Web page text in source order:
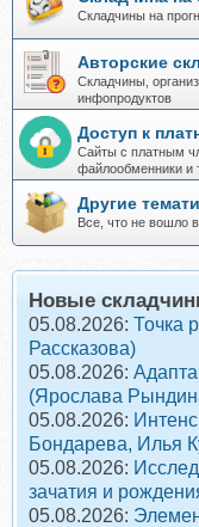
Новые
05.08.2026: Точка
Рассказова)
05.08.2026:
(Ярослава
05.08.2026:
Бондарева, Илья
05.08.2026:
зачатия и
05.08.2026:
Складчины на
Авторские
Складчины,
инфопродуктов
Доступ к
Сайты с платным
файлообменники и
Другие
Все, что не вошло